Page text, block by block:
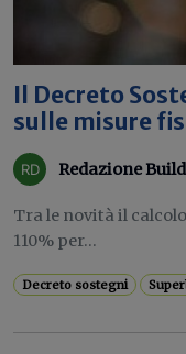
Il Decreto
sulle misure
Redazione
Tra le novità il
110% per...
Decreto sostegni